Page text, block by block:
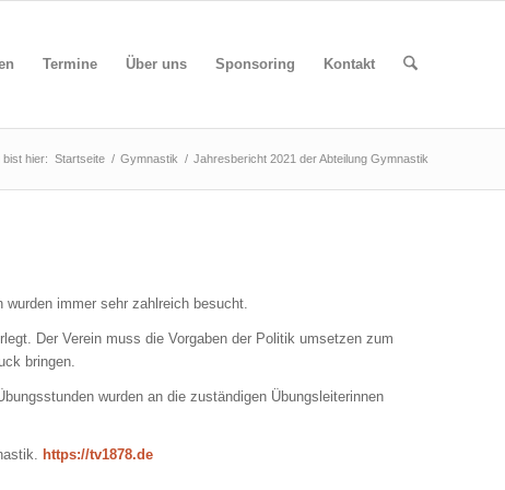
Termine Über uns Sponsoring Kontakt
bist hier: Startseite / Gymnastik / Jahresbericht 2021 der Abteilung Gymnastik
wurden immer sehr zahlreich besucht.
Der Verein muss die Vorgaben der Politik umsetzen zum
bringen.
wurden an die zuständigen Übungsleiterinnen
https://tv1878.de